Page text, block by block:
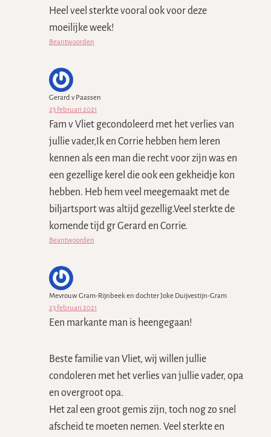
Heel veel sterkte vooral ook voor deze
moeilijke week!
Beantwoorden
Gerard v Paassen
23 februari 2021
Fam v Vliet gecondoleerd met het verlies van
jullie vader,Ik en Corrie hebben hem leren
kennen als een man die recht voor zijn was en
een gezellige kerel die ook een gekheidje kon
hebben. Heb hem veel meegemaakt met de
biljartsport was altijd gezellig.Veel sterkte de
komende tijd gr Gerard en Corrie.
Beantwoorden
Mevrouw Gram-Rijnbeek en dochter Joke Duijvestijn-Gram
23 februari 2021
Een markante man is heengegaan!
Beste familie van Vliet, wij willen jullie
condoleren met het verlies van jullie vader, opa
en overgroot opa.
Het zal een groot gemis zijn, toch nog zo snel
afscheid te moeten nemen. Veel sterkte en